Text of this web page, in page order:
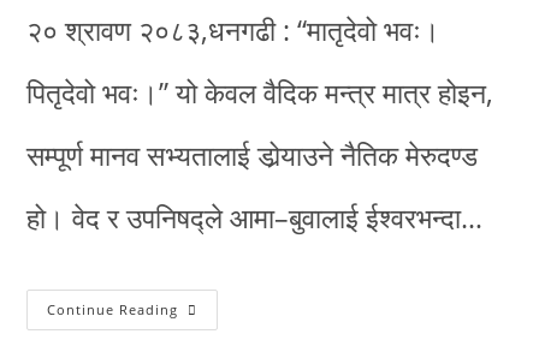
२० श्रावण २०८३,धनगढी : “मातृदेवो भवः।
पितृदेवो भवः।” यो केवल वैदिक मन्त्र मात्र होइन,
सम्पूर्ण मानव सभ्यतालाई डोर्‍याउने नैतिक मेरुदण्ड
हो। वेद र उपनिषद्ले आमा–बुवालाई ईश्वरभन्दा…
Continue Reading